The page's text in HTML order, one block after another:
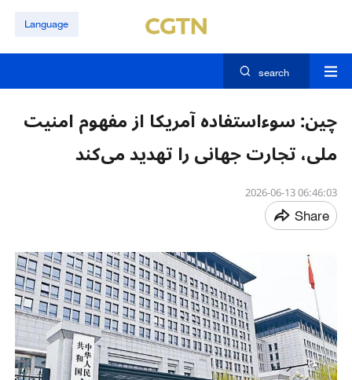
Language
search
چین: سوءاستفاده آمریکا از مفهوم امنیت
ملی، تجارت جهانی را تهدید می‌کند
06:46:03 2026-06-13
Share